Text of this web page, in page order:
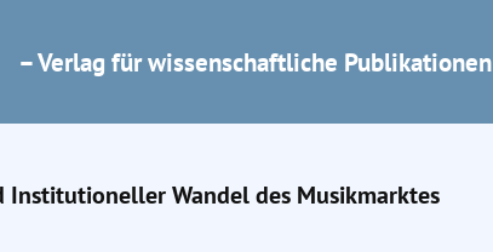
– Verlag für wissenschaftliche Publikationen
Institutioneller Wandel des Musikmarktes